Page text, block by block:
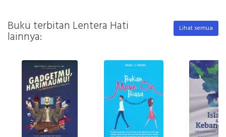
Buku terbitan Lentera Hati
lainnya:
Lihat semua